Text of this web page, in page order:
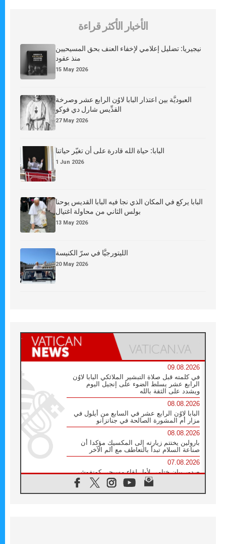
الأخبار الأكثر قراءة
نيجيريا: تضليل إعلامي لإخفاء العنف بحق المسيحيين
منذ عقود
15 May 2026
العبوديَّة بين اعتذار البابا لاوُن الرابع عشر وصرخة
القدِّيس شارل دي فوكو
27 May 2026
البابا: حياة الله قادرة على أن تغيّر حياتنا
1 Jun 2026
البابا يركع في المكان الذي نجا فيه البابا القديس يوحنا
بولس الثاني من محاولة اغتيال
13 May 2026
الليتورجيَّا في سرّ الكنيسة
20 May 2026
09.08.2026
في كلمته قبل صلاة التبشير الملائكي البابا لاوُن
الرابع عشر يسلط الضوء على إنجيل اليوم
ويشدد على الثقة بالله
08.08.2026
البابا لاوُن الرابع عشر في السابع من أيلول في
مزار أم المشورة الصالحة في جناتزانو
08.08.2026
بارولين يختتم زيارته إلى المكسيك مؤكدا أن
صناعة السلام تبدأ بالتعاطف مع ألم الآخر
07.08.2026
صدور بيان ختامي لأول لقاء مسيحي كونفوشي
بمشاركة الدائرة الفاتيكانية للحوار بين الأديان
07.08.2026